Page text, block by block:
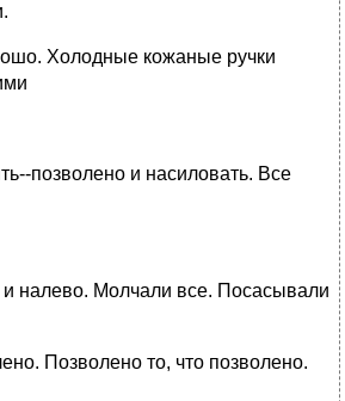
Холодные кожаные ручки
позволено и насиловать. Все
и налево. Молчали все. Посасывали
Позволено то, что позволено.